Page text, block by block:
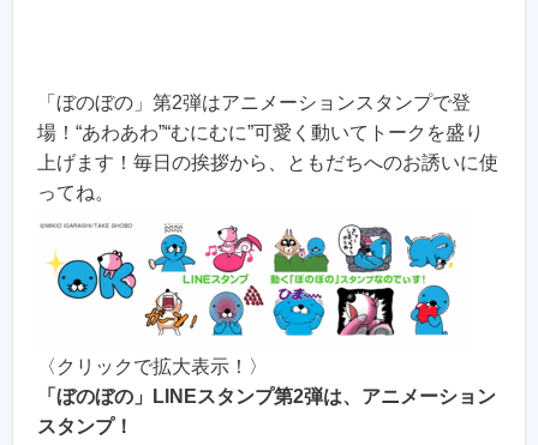
「ぼのぼの」第2弾はアニメーションスタンプで登
場！“あわあわ”“むにむに”可愛く動いてトークを盛り
上げます！毎日の挨拶から、ともだちへのお誘いに使
ってね。
〈クリックで拡大表示！〉
「ぼのぼの」LINEスタンプ第2弾は、アニメーション
スタンプ！